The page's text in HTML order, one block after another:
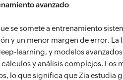
avanzado
se somete a entrenamiento
y un menor margen de error. La
learning, y modelos
y análisis complejos. Los
lo que significa que Zia estudia